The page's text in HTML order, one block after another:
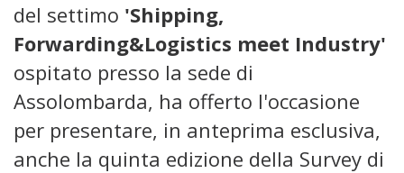
del settimo 'Shipping,
Forwarding&Logistics meet Industry'
ospitato presso la sede di
Assolombarda, ha offerto l'occasione
per presentare, in anteprima esclusiva,
anche la quinta edizione della Survey di